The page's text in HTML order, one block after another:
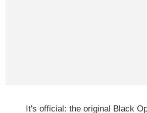
It's official: the original Black